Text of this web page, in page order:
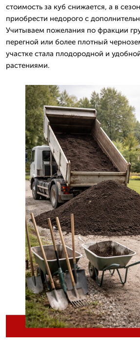
стоимость за куб снижается, а в
приобрести недорого с
Учитываем пожелания по фракции
перегной или более плотный
участке стала плодородной и
растениями.